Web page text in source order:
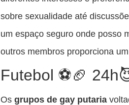
sobre sexualidade até
um espaço seguro onde posso
outros membros proporciona
Futebol ⚽🏈
Os grupos de gay putaria